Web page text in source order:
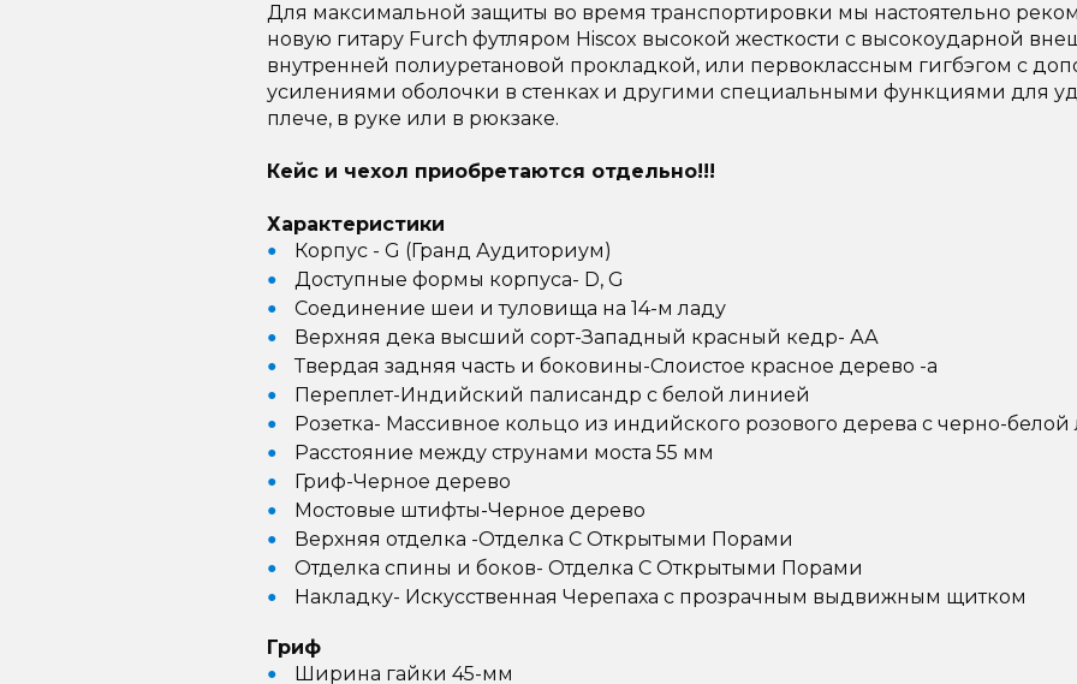
Для максимальной защиты во время транспортировки мы настоятельно
новую гитару Furch футляром Hiscox высокой жесткости с высокоударной
внутренней полиуретановой прокладкой, или первоклассным гигбэгом с
усилениями оболочки в стенках и другими специальными функциями для
плече, в руке или в рюкзаке.
Кейс и чехол приобретаются отдельно!!!
Характеристики
Корпус - G (Гранд Аудиториум)
Доступные формы корпуса- D, G
Соединение шеи и туловища на 14-м ладу
Верхняя дека высший сорт-Западный красный кедр- АА
Твердая задняя часть и боковины-Слоистое красное дерево -а
Переплет-Индийский палисандр с белой линией
Розетка- Массивное кольцо из индийского розового дерева с черно-
Расстояние между струнами моста 55 мм
Гриф-Черное дерево
Мостовые штифты-Черное дерево
Верхняя отделка -Отделка С Открытыми Порами
Отделка спины и боков- Отделка С Открытыми Порами
Накладку- Искусственная Черепаха с прозрачным выдвижным щитком
Гриф
Ширина гайки 45-мм